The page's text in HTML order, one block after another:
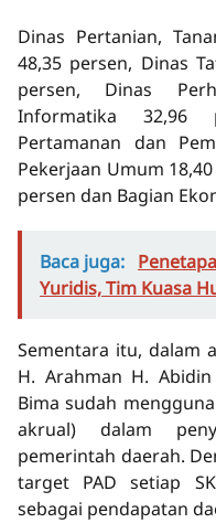
Dinas Pertanian,
48,35 persen, Dinas
persen, Dinas
Informatika 32,96
Pertamanan dan
Pekerjaan Umum
persen dan Bagian
Baca juga:
Yuridis, Tim Kuasa
Sementara itu, dalam
H. Arahman H.
Bima sudah
akrual) dalam
pemerintah daerah.
target PAD setiap
sebagai pendapatan